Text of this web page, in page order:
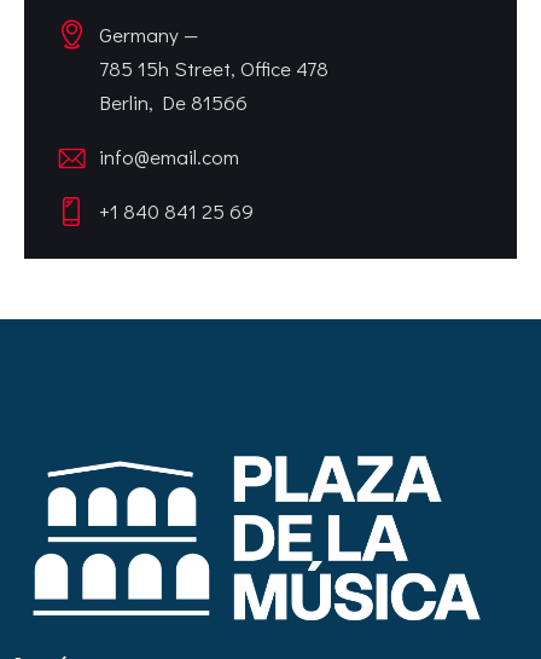
Germany —
785 15h Street, Office 478
Berlin, De 81566
info@email.com
+1 840 841 25 69